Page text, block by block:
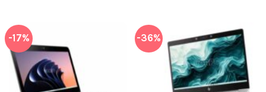
-17% -36%